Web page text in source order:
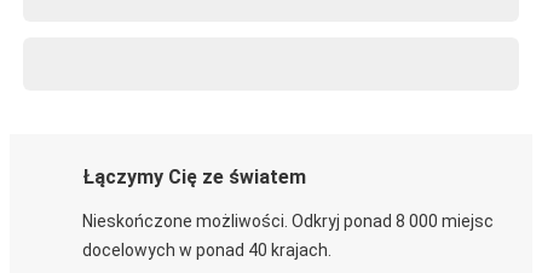
Łączymy Cię ze światem
Nieskończone możliwości. Odkryj ponad 8 000 miejsc
docelowych w ponad 40 krajach.